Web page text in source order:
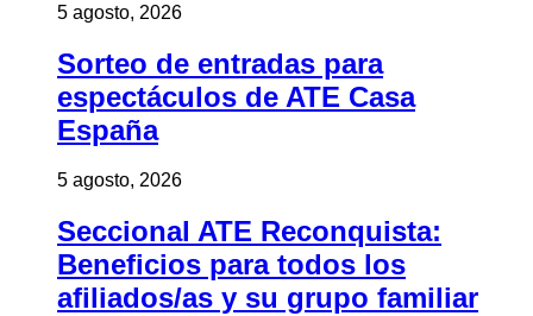
5 agosto, 2026
Sorteo de entradas para
espectáculos de ATE Casa
España
5 agosto, 2026
Seccional ATE Reconquista:
Beneficios para todos los
afiliados/as y su grupo familiar